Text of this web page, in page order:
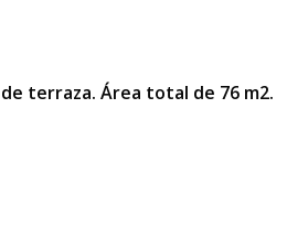
terraza. Área total de 76 m2.